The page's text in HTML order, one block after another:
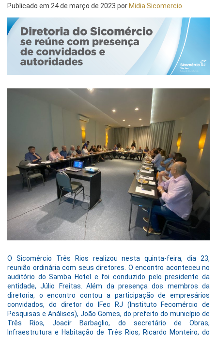
Publicado em 24 de março de 2023 por Midia Sicomercio
O Sicomércio Três Rios realizou nesta quinta-feira, dia 23,
reunião ordinária com seus diretores. O encontro aconteceu no
auditório do Samba Hotel e foi conduzido pelo presidente da
entidade, Júlio Freitas. Além da presença dos membros da
diretoria, o encontro contou a participação de empresários
convidados, do diretor do IFec RJ (Instituto Fecomércio de
Pesquisas e Análises), João Gomes, do prefeito do município de
Três Rios, Joacir Barbaglio, do secretário de Obras,
Infraestrutura e Habitação de Três Rios, Ricardo Monteiro, do